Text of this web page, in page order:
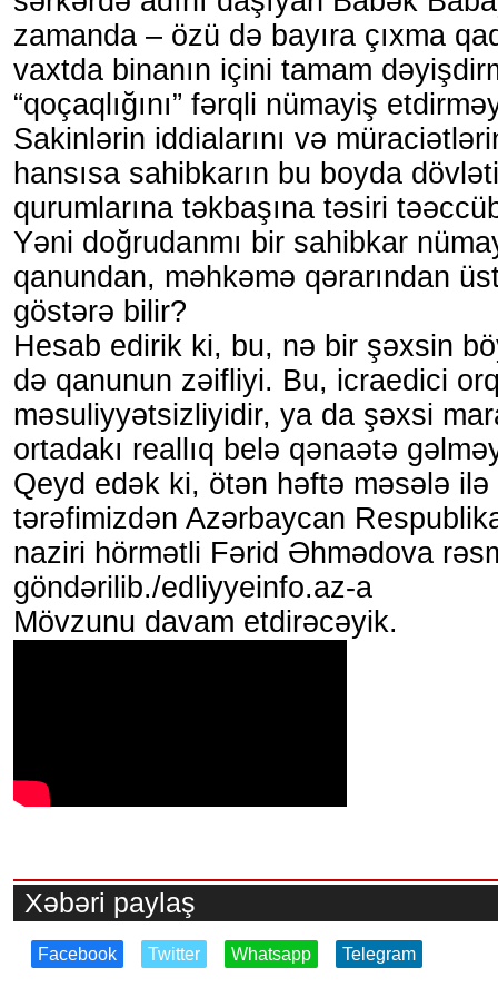
zamanda – özü də bayıra çıxma
vaxtda binanın içini tamam
“qoçaqlığını” fərqli nümayiş
Sakinlərin iddialarını və
hansısa sahibkarın bu boyda
qurumlarına təkbaşına təsiri
Yəni doğrudanmı bir sahibkar
qanundan, məhkəmə qərarından
göstərə bilir?
Hesab edirik ki, bu, nə bir şəxsin
də qanunun zəifliyi. Bu, icraedici
məsuliyyətsizliyidir, ya da şəxsi
ortadakı reallıq belə qənaətə
Qeyd edək ki, ötən həftə məsələ ilə
tərəfimizdən Azərbaycan
naziri hörmətli Fərid Əhmədova
göndərilib./edliyyeinfo.az-a
Mövzunu davam etdirəcəyik.
Xəbəri paylaş
Facebook Twitter Whatsapp Telegram